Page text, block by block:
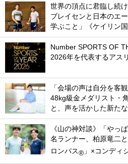
世界の頂点に君臨し続
ブレイセンと日本のエ
学ぶこと」《ケイリン
Number SPORTS OF
2026年を代表するアス
「会場の声は自分を客
48kg級金メダリスト・
と、声を活かした新た
《山の神対談》「やっ
名ランナー、柏原竜二
ロンパス® 」×コンディ